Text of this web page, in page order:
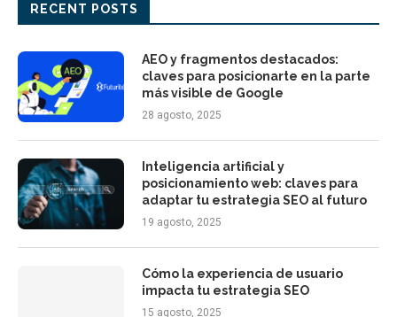
RECENT POSTS
AEO y fragmentos destacados:
claves para posicionarte en la parte
más visible de Google
28 agosto, 2025
Inteligencia artificial y
posicionamiento web: claves para
adaptar tu estrategia SEO al futuro
19 agosto, 2025
Cómo la experiencia de usuario
impacta tu estrategia SEO
15 agosto, 2025